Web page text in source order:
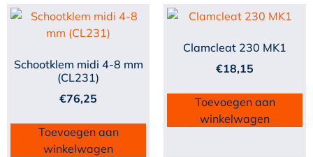
Schootklem midi 4-8 mm
(CL231)
€76,25
Toevoegen aan
winkelwagen
Clamcleat 230 MK1
€18,15
Toevoegen aan
winkelwagen